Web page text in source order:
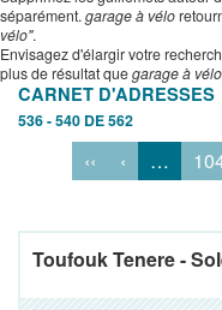
séparément. garage à vélo
vélo".
Envisagez d'élargir votre
plus de résultat quegarage à vélo
CARNET D'ADRESSES
536 - 540 DE 562
‹‹ ‹ …
Toufouk Tenere -